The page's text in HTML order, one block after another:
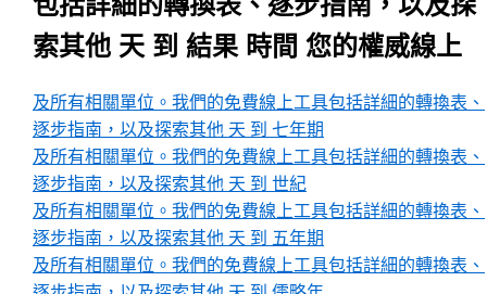
索其他 天 到 結果 時間 您的權威線上
及所有相關單位。我們的免費線上工具包括詳細的轉換表、
逐步指南，以及探索其他 天 到 七年期
及所有相關單位。我們的免費線上工具包括詳細的轉換表、
逐步指南，以及探索其他 天 到 世紀
及所有相關單位。我們的免費線上工具包括詳細的轉換表、
逐步指南，以及探索其他 天 到 五年期
及所有相關單位。我們的免費線上工具包括詳細的轉換表、